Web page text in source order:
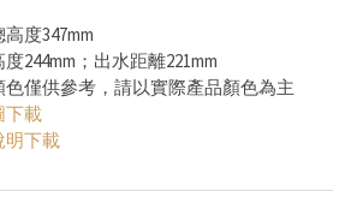
度347mm
244mm；出水距離221mm
色僅供參考，請以實際產品顏色為主
下載
明下載